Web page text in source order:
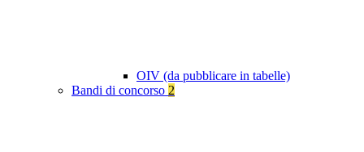
OIV (da pubblicare in tabelle)
Bandi di concorso 2